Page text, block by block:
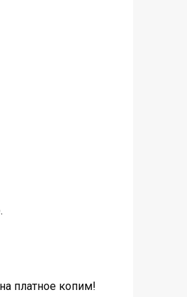
платное копим!